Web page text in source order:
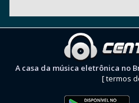
A casa da música eletrônica no
[ termos